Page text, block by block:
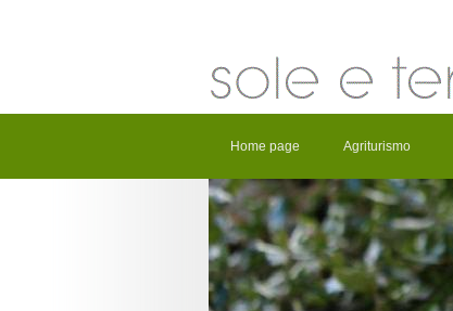
Home page Agriturismo